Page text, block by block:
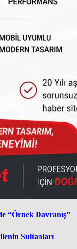
“Örnek Davranış”
Sultanları